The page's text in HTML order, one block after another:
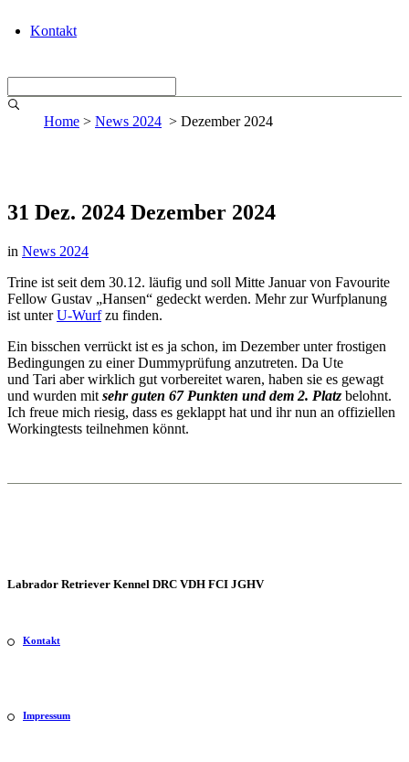
Kontakt
Home > News 2024 > Dezember 2024
31 Dez. 2024 Dezember 2024
in News 2024
Trine ist seit dem 30.12. läufig und soll Mitte Januar von Favourite
Fellow Gustav „Hansen“ gedeckt werden. Mehr zur Wurfplanung
ist unterU-Wurfzu finden.
Ein bisschen verrückt ist es ja schon, im Dezember unter frostigen
Bedingungen zu einer Dummyprüfung anzutreten. Da Ute
und Tari aber wirklich gut vorbereitet waren, haben sie es gewagt
und wurden mit sehr guten 67 Punkten und dem 2. Platz belohnt.
Ich freue mich riesig, dass es geklappt hat und ihr nun an offiziellen
Workingtests teilnehmen könnt.
Labrador Retriever Kennel DRC VDH FCI JGHV
Kontakt
Impressum